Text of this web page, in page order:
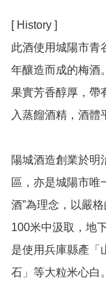
[ History ]
此酒使用城陽市青
年釀造而成的梅酒
果實芳香醇厚，帶
入蒸餾酒精，酒體
陽城酒造創業於明
區，亦是城陽市唯
酒”為理念，以嚴
100米中汲取，地
是使用兵庫縣產「
石」等大粒米心白